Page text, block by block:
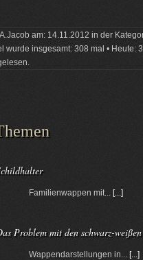
am: 14.11.2012 in der
wurde insgesamt: 308 mal • Heute: 3
Familienwappen mit... [...]
Problem mit den schwarz-
Wappendarstellungen in... [...]